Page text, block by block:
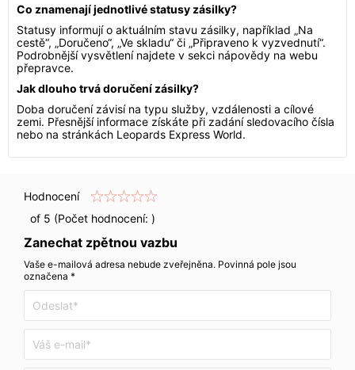
Co znamenají jednotlivé statusy zásilky?
Statusy informují o aktuálním stavu zásilky, například „Na
cestě“, „Doručeno“, „Ve skladu“ či „Připraveno k vyzvednutí“.
Podrobnější vysvětlení najdete v sekci nápovědy na webu
přepravce.
Jak dlouho trvá doručení zásilky?
Doba doručení závisí na typu služby, vzdálenosti a cílové
zemi. Přesnější informace získáte při zadání sledovacího čísla
nebo na stránkách Leopards Express World.
Hodnocení
of 5 (Počet hodnocení: )
Zanechat zpětnou vazbu
Vaše e-mailová adresa nebude zveřejněna. Povinná pole jsou
označena *